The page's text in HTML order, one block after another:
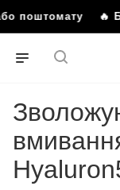
поштомату 🔥